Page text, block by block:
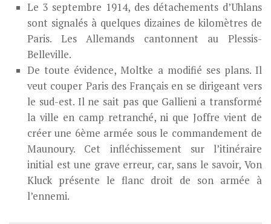
Le 3 septembre 1914, des détachements d’Uhlans
sont signalés à quelques dizaines de kilomètres de
Paris. Les Allemands cantonnent au Plessis-
Belleville.
De toute évidence, Moltke a modifié ses plans. Il
veut couper Paris des Français en se dirigeant vers
le sud-est. Il ne sait pas que Gallieni a transformé
la ville en camp retranché, ni que Joffre vient de
créer une 6ème armée sous le commandement de
Maunoury. Cet infléchissement sur l’itinéraire
initial est une grave erreur, car, sans le savoir, Von
Kluck présente le flanc droit de son armée à
l’ennemi.